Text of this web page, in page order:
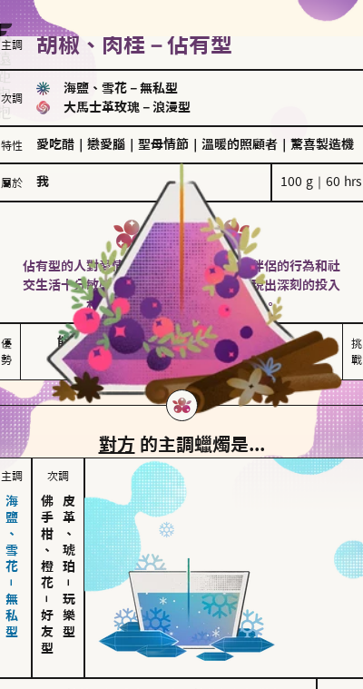
主調 胡椒、肉桂－佔有型
次調
海鹽、雪花 － 無私型
大馬士革玫瑰 － 浪漫型
特性 愛吃醋 戀愛腦 聖母情節 溫暖的照顧者 驚喜製造機
屬於 我 100 g｜60 hrs
佔有型
胡椒、肉桂
佔有型的人對愛情有強烈的保護欲，對於伴侶的行為和社
交生活十分敏感、容易吃醋。在關係中展現出深刻的投入
和激情，但也可能讓人感到窒息。
優
勢
能建立緊密關係
積極維繫關係熱度
嫉妒心較強
可能出現控制欲
挑
戰
對方 的主調蠟燭是...
主調
海鹽、雪花－無私型
次調
佛手柑、橙花
－
好友型
皮革、琥珀
－
玩樂型